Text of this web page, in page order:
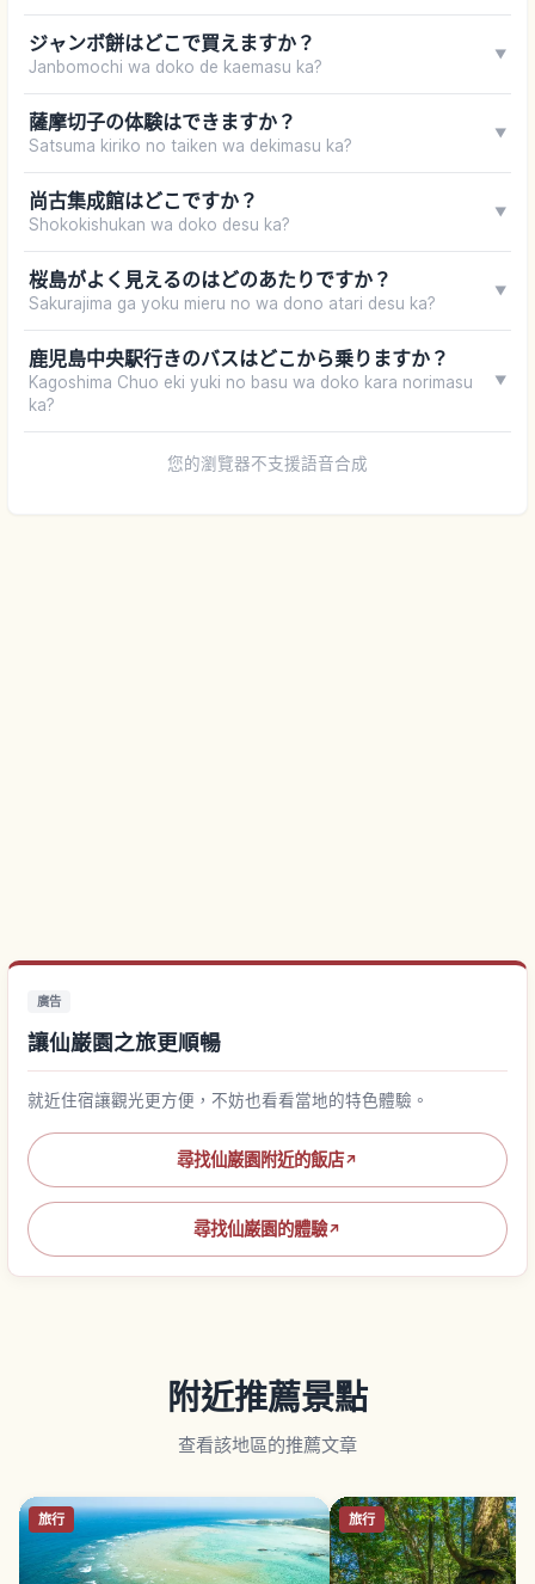
ジャンボ餅はどこで買えますか？
Janbomochi wa doko de kaemasu ka?
▼
薩摩切子の体験はできますか？
Satsuma kiriko no taiken wa dekimasu ka?
▼
尚古集成館はどこですか？
Shokokishukan wa doko desu ka?
▼
桜島がよく見えるのはどのあたりですか？
Sakurajima ga yoku mieru no wa dono atari desu ka?
▼
鹿児島中央駅行きのバスはどこから乗りますか？
Kagoshima Chuo eki yuki no basu wa doko kara norimasu
ka?
▼
您的瀏覽器不支援語音合成
廣告
讓仙巌園之旅更順暢
就近住宿讓觀光更方便，不妨也看看當地的特色體驗。
尋找仙巌園附近的飯店↗
尋找仙巌園的體驗↗
附近推薦景點
查看該地區的推薦文章
旅行 旅行